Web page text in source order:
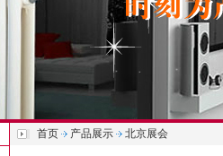
首页 产品展示 北京展会